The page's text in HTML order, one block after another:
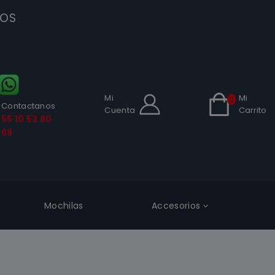
Contactanos
55 10 53 80
68
Mi
Cuenta
0
Mi
Carrito
Mochilas Accesorios